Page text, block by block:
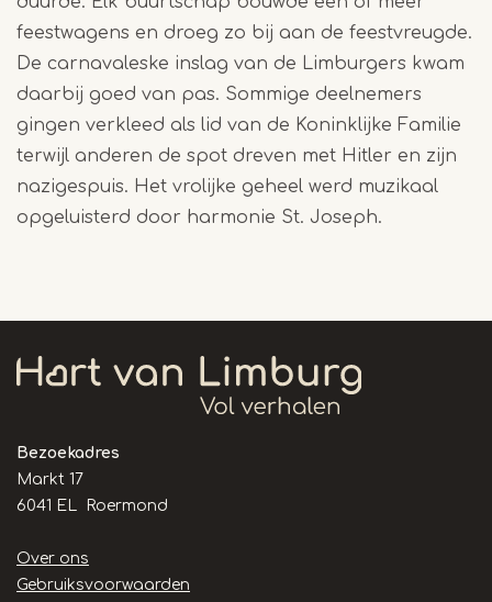
feestwagens en droeg zo bij aan de feestvreugde.
De carnavaleske inslag van de Limburgers kwam
daarbij goed van pas. Sommige deelnemers
gingen verkleed als lid van de Koninklijke Familie
terwijl anderen de spot dreven met Hitler en zijn
nazigespuis. Het vrolijke geheel werd muzikaal
opgeluisterd door harmonie St. Joseph.
Bezoekadres
Markt 17
6041 EL Roermond
Handige
links
Over ons
Gebruiksvoorwaarden